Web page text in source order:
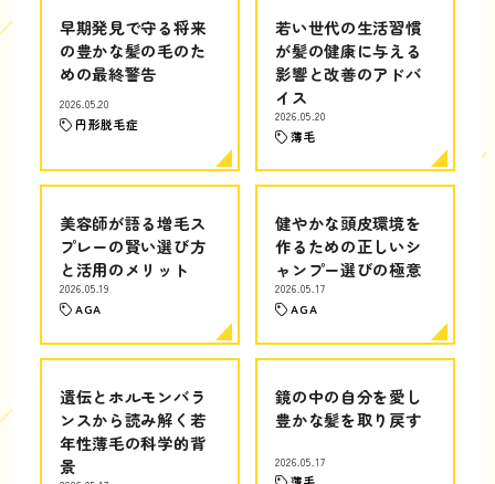
早期発見で守る将来
の豊かな髪の毛のた
めの最終警告
2026.05.20
円形脱毛症
若い世代の生活習慣
が髪の健康に与える
影響と改善のアドバ
イス
2026.05.20
薄毛
美容師が語る増毛ス
プレーの賢い選び方
と活用のメリット
2026.05.19
AGA
健やかな頭皮環境を
作るための正しいシ
ャンプー選びの極意
2026.05.17
AGA
遺伝とホルモンバラ
ンスから読み解く若
年性薄毛の科学的背
景
鏡の中の自分を愛し
豊かな髪を取り戻す
2026.05.17